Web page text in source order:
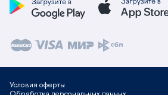
Условия оферты